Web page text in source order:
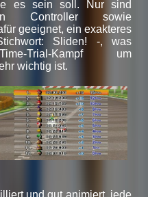
es sein soll. Nur sind
Controller sowie
geeignet, ein exakteres
Sliden! -, was
Trial-Kampf um
wichtig ist.
und gut animiert, jede